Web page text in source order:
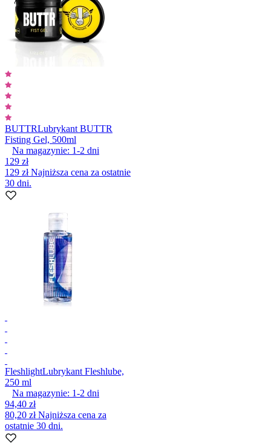
BUTTRLubrykant BUTTR
Fisting Gel, 500ml
Na magazynie: 1-2 dni
129 zł
129 złNajniższa cena za ostatnie
30 dni.
FleshlightLubrykant Fleshlube,
250 ml
Na magazynie: 1-2 dni
94,40 zł
80,20 złNajniższa cena za
ostatnie 30 dni.